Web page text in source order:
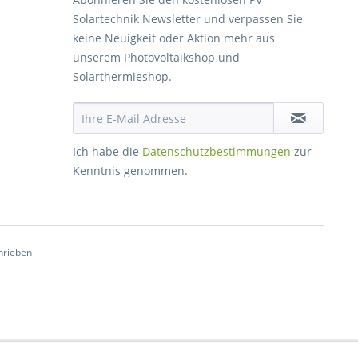
Solartechnik Newsletter und verpassen Sie
keine Neuigkeit oder Aktion mehr aus
unserem Photovoltaikshop und
Solarthermieshop.
Ich habe die Datenschutzbestimmungen zur
Kenntnis genommen.